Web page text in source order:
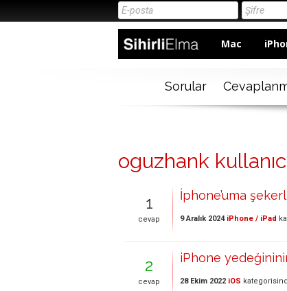
Mac
Sorular
oguzhank
1
cevap
İphone’uma
9 Aralık 2024 iPhone / iPad
2
cevap
iPhone
28 Ekim 2022 iOS